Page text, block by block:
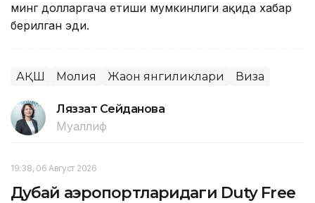
минг долларгача етиши мумкинлиги ҳақида хабар
берилган эди.
АҚШ Молия Жаҳон янгиликлари Виза
Ляззат Сейданова
Муаллиф
19:38, 06 Август 2026
Дубай аэропортларидаги Duty Free